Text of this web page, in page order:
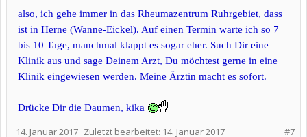
also, ich gehe immer in das Rheumazentrum Ruhrgebiet, dass
ist in Herne (Wanne-Eickel). Auf einen Termin warte ich so 7
bis 10 Tage, manchmal klappt es sogar eher. Such Dir eine
Klinik aus und sage Deinem Arzt, Du möchtest gerne in eine
Klinik eingewiesen werden. Meine Ärztin macht es sofort.
Drücke Dir die Daumen, kika
#7
14. Januar 2017 Zuletzt bearbeitet: 14. Januar 2017